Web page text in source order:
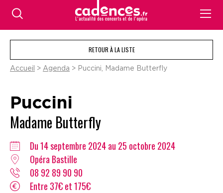
RETOUR À LA LISTE
Accueil > Agenda > Puccini, Madame Butterfly
Puccini
Madame Butterfly
Du 14 septembre 2024 au 25 octobre 2024
Opéra Bastille
08 92 89 90 90
Entre 37€ et 175€